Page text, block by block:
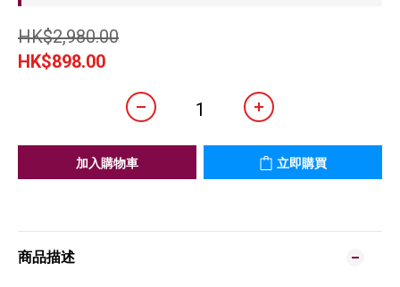
HK$2,980.00
HK$898.00
加入購物車 立即購買
商品描述